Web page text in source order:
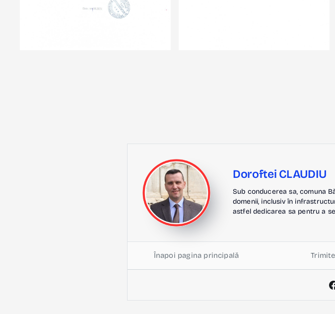
Doroftei CLAUDIU
Sub conducerea sa, comuna
domenii, inclusiv în
astfel dedicarea sa pentru a
Înapoi pagina principală